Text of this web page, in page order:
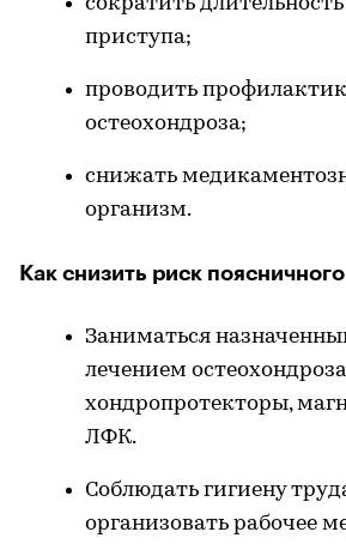
приступа;
проводить
остеохондроза;
снижать
организм.
Как снизить риск
Заниматься
лечением
хондропротекторы,
ЛФК.
Соблюдать гигиену
организовать рабочее